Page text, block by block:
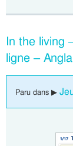
In the living
ligne –
Paru dans ▶